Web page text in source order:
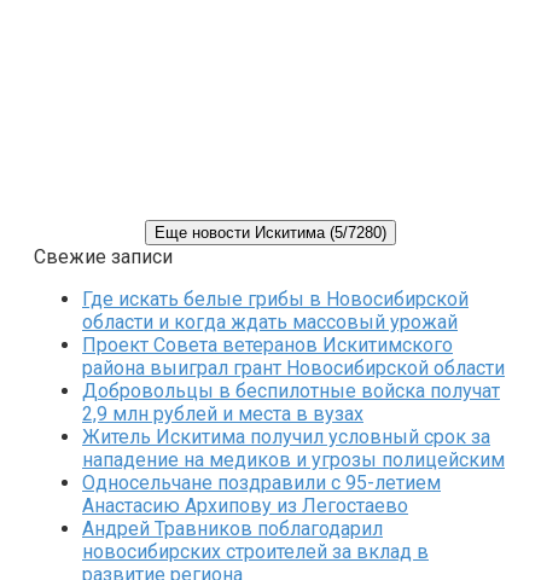
Еще новости Искитима (5/7280)
Свежие записи
Где искать белые грибы в Новосибирской
области и когда ждать массовый урожай
Проект Совета ветеранов Искитимского
района выиграл грант Новосибирской области
Добровольцы в беспилотные войска получат
2,9 млн рублей и места в вузах
Житель Искитима получил условный срок за
нападение на медиков и угрозы полицейским
Односельчане поздравили с 95-летием
Анастасию Архипову из Легостаево
Андрей Травников поблагодарил
новосибирских строителей за вклад в
развитие региона